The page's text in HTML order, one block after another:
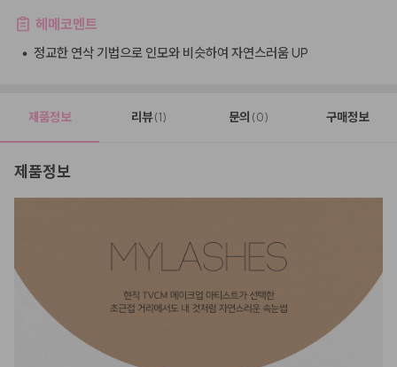
헤메코멘트
• 정교한 연삭 기법으로 인모와 비슷하여 자연스러움 UP
제품정보 리뷰(1) 문의 (0) 구매정보
제품정보